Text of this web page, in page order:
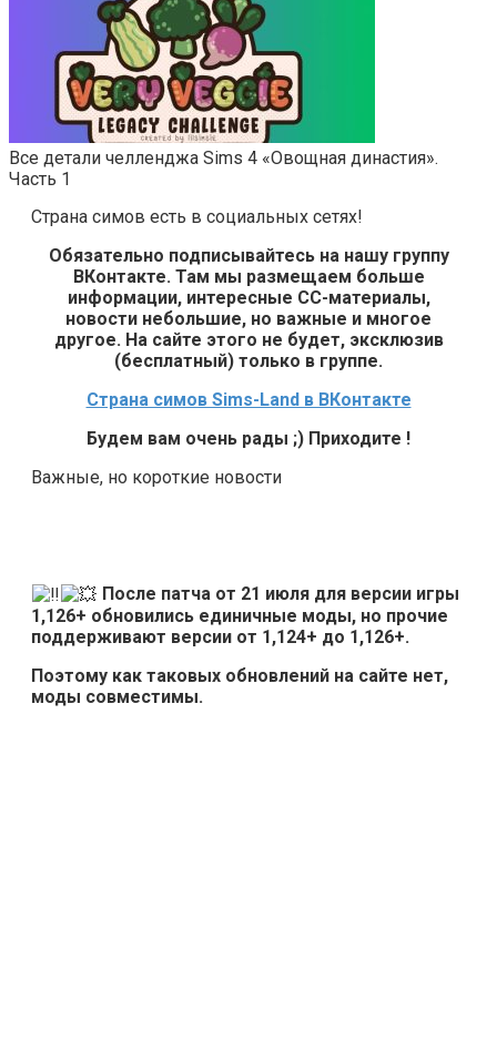
Все детали челленджа Sims 4 «Овощная династия».
Часть 1
Страна симов есть в социальных сетях!
Обязательно подписывайтесь на нашу группу
ВКонтакте. Там мы размещаем больше
информации, интересные СС-материалы,
новости небольшие, но важные и многое
другое. На сайте этого не будет, эксклюзив
(бесплатный) только в группе.
Страна симов Sims-Land в ВКонтакте
Будем вам очень рады ;) Приходите !
Важные, но короткие новости
После патча от 21 июля для версии игры
1,126+ обновились единичные моды, но прочие
поддерживают версии от 1,124+ до 1,126+.
Поэтому как таковых обновлений на сайте нет,
моды совместимы.